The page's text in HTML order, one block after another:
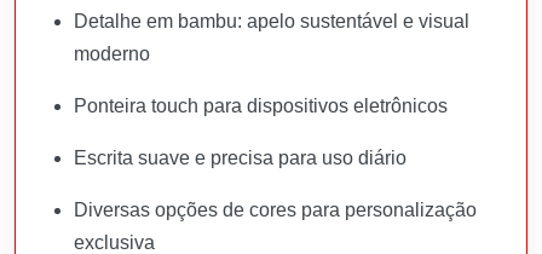
Detalhe em bambu: apelo sustentável e visual
moderno
Ponteira touch para dispositivos eletrônicos
Escrita suave e precisa para uso diário
Diversas opções de cores para personalização
exclusiva